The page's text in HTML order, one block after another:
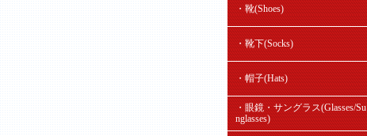
・靴(Shoes)
・靴下(Socks)
・帽子(Hats)
・眼鏡・サングラス(Glasses/Su
nglasses)